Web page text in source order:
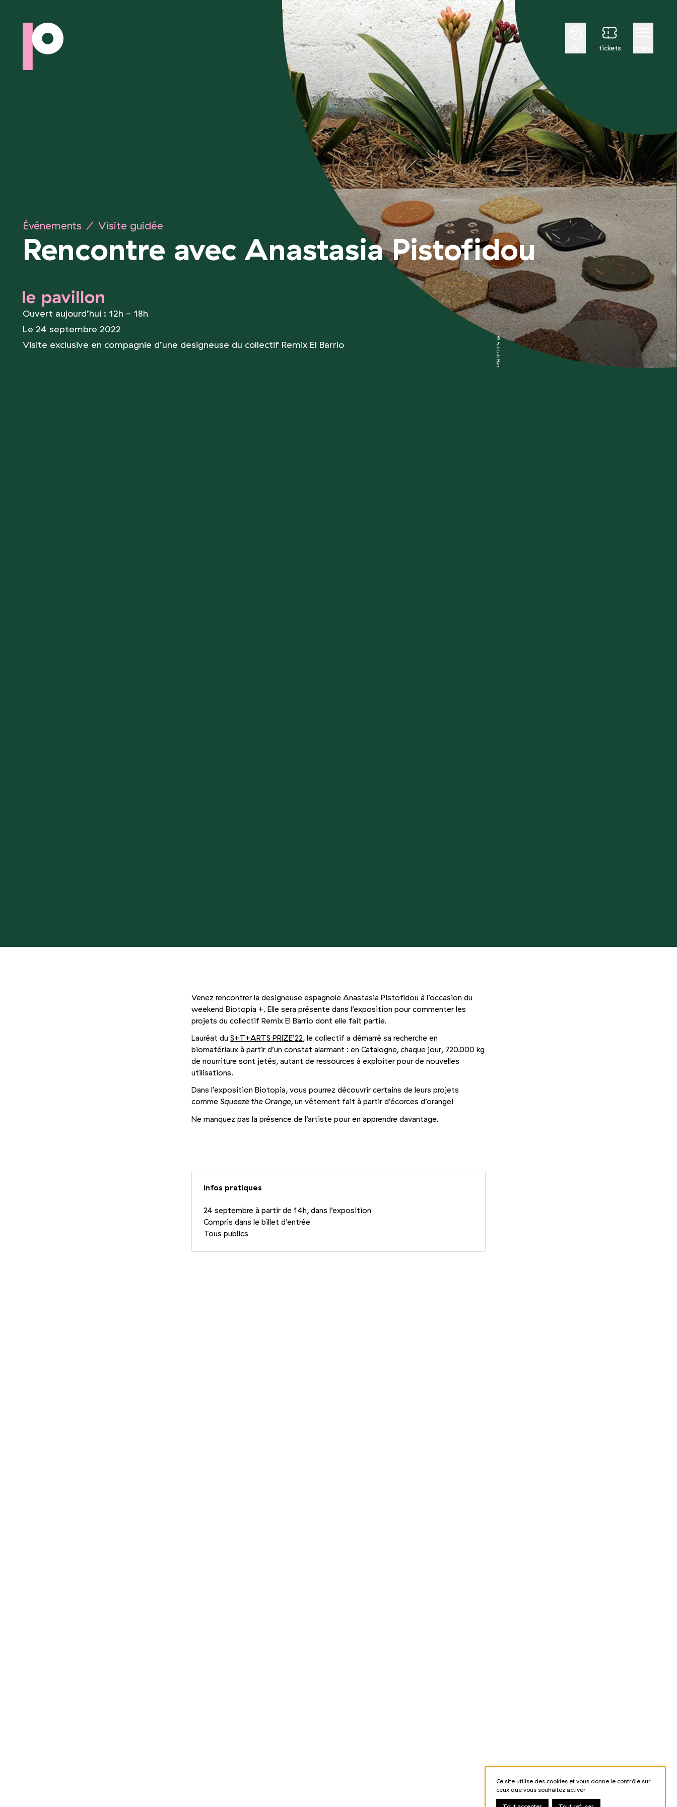
Françaistickets
© FabLab Barcelona
Événements / Visite guidée
Rencontre avec Anastasia Pistofidou
le pavillon
Ouvert aujourd’hui : 12h - 18h
Le 24 septembre 2022
Visite exclusive en compagnie d’une designeuse du collectif Remix El Barrio
Venez rencontrer la designeuse espagnole Anastasia Pistofidou à l’occasion du
weekend Biotopia +. Elle sera présente dans l’exposition pour commenter les
projets du collectif Remix El Barrio dont elle fait partie.
Lauréat duS+T+ARTS PRIZE’22, le collectif a démarré sa recherche en
biomatériaux à partir d’un constat alarmant : en Catalogne, chaque jour, 720.000 kg
de nourriture sont jetés, autant de ressources à exploiter pour de nouvelles
utilisations.
Dans l’exposition Biotopia, vous pourrez découvrir certains de leurs projets
comme Squeeze the Orange, un vêtement fait à partir d’écorces d’orange!
Ne manquez pas la présence de l’artiste pour en apprendre davantage.
Infos pratiques
24 septembre à partir de 14h, dans l’exposition
Compris dans le billet d’entrée
Tous publics
Ce site utilise des cookies et vous donne le contrôle sur
ceux que vous souhaitez activer